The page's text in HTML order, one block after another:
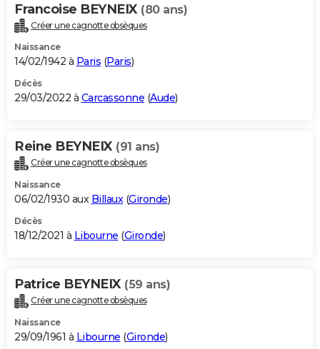
Francoise BEYNEIX (80 ans)
Créer une cagnotte obsèques
Naissance
14/02/1942 à Paris (Paris)
Décès
29/03/2022 à Carcassonne (Aude)
Reine BEYNEIX (91 ans)
Créer une cagnotte obsèques
Naissance
06/02/1930 aux Billaux(Gironde)
Décès
18/12/2021 à Libourne (Gironde)
Patrice BEYNEIX (59 ans)
Créer une cagnotte obsèques
Naissance
29/09/1961 à Libourne (Gironde)